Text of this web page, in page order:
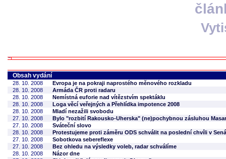
Obsah vydání
28. 10. 2008
Evropa je na pokraji naprostého měnového rozkladu
28. 10. 2008
Armáda ČR proti radaru
28. 10. 2008
Nemístná euforie nad vítězstvím spektáklu
28. 10. 2008
Loga věcí veřejných a Přehlídka impotence 2008
28. 10. 2008
Mladí nezažili svobodu
27. 10. 2008
Bylo "rozbití Rakousko-Uherska" (ne)pochybnou zásluhou
27. 10. 2008
Sváteční slovo
28. 10. 2008
Protestujeme proti záměru ODS schválit na poslední chvíli v
27. 10. 2008
Sobotkova sebereflexe
27. 10. 2008
Bez ohledu na výsledky voleb, radar schválíme
28. 10. 2008
Názor dne